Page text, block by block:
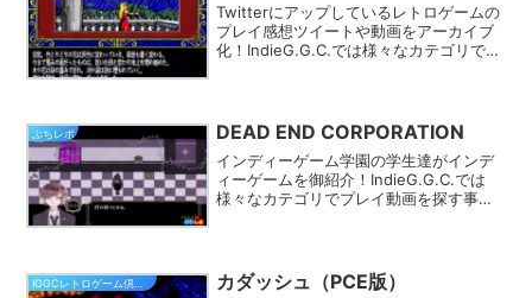
Twitterにアップしているレトロゲームの
プレイ感想ツイートや動画をアーカイブ
化！IndieG.G.C.では様々なカテゴリでプ
ぷちレポ DEAD END CORPORATION
インディーゲーム学園の学生達がインデ
ィーゲームを御紹介！IndieG.G.C.では
様々なカテゴリでプレイ動画を探す事が
カダッシュ（PCE版）